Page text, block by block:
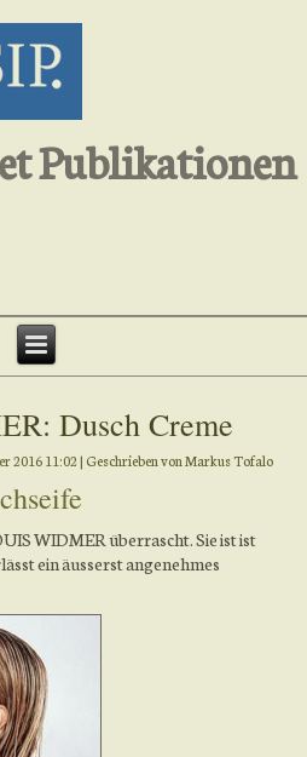
Publikationen
Dusch Creme
2016 11:02| Geschrieben von Markus Tofalo
WIDMER überrascht. Sie ist ist
ein äusserst angenehmes